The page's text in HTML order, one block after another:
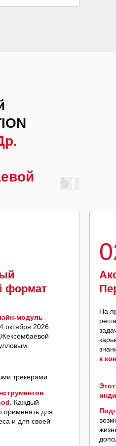
формат
Каждый
применять для
и для своей
трекерами
модуль
октября 2026
На
к